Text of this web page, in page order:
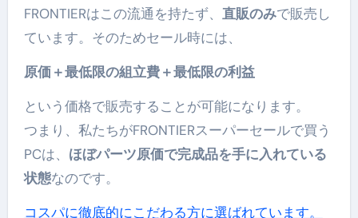
FRONTIERはこの流通を持たず、 直販のみで販売し
ています。そのためセール時には、
原価＋最低限の組立費＋最低限の利益
という価格で販売することが可能になります。
つまり、私たちがFRONTIERスーパーセールで買う
PCは、 ほぼパーツ原価で完成品を手に入れている
状態なのです。
コスパに徹底的にこだわる方に選ばれています。